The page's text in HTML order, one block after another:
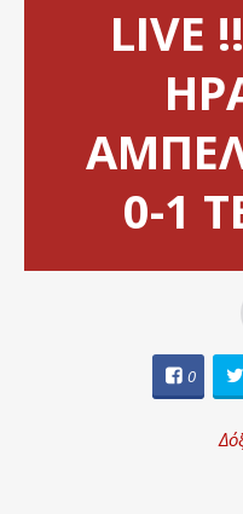
LIVE
0-1
0